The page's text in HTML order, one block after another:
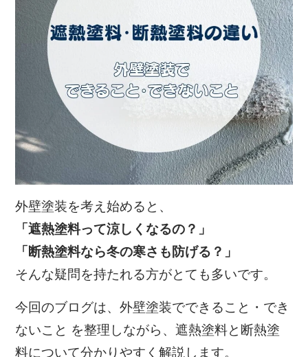
外壁塗装を考え始めると、
「遮熱塗料って涼しくなるの？」
「断熱塗料なら冬の寒さも防げる？」
そんな疑問を持たれる方がとても多いです。
今回のブログは、外壁塗装でできること・でき
ないこと を整理しながら、遮熱塗料と断熱塗
料について分かりやすく解説します。